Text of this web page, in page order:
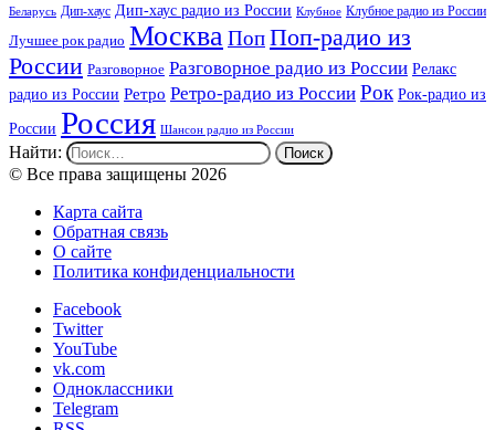
Беларусь Дип-хаус Дип-хаус радио из России Клубное Клубное радио из России
Лучшее рок радио МоскваПопПоп-радио из
России Разговорное Разговорное радио из России Релакс
радио из России Ретро Ретро-радио из России Рок Рок-радио из
России Россия Шансон радио из России
Найти:
© Все права защищены 2026
Карта сайта
Обратная связь
О сайте
Политика конфиденциальности
Facebook
Twitter
YouTube
vk.com
Одноклассники
Telegram